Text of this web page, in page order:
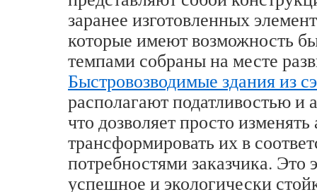
заранее изготовленных
которые имеют возможность
темпами собраны на месте
Быстровозводимые здания из
располагают податливостью и
что дозволяет просто
трансформировать их в
потребностями заказчика. Это
успешное и экологически